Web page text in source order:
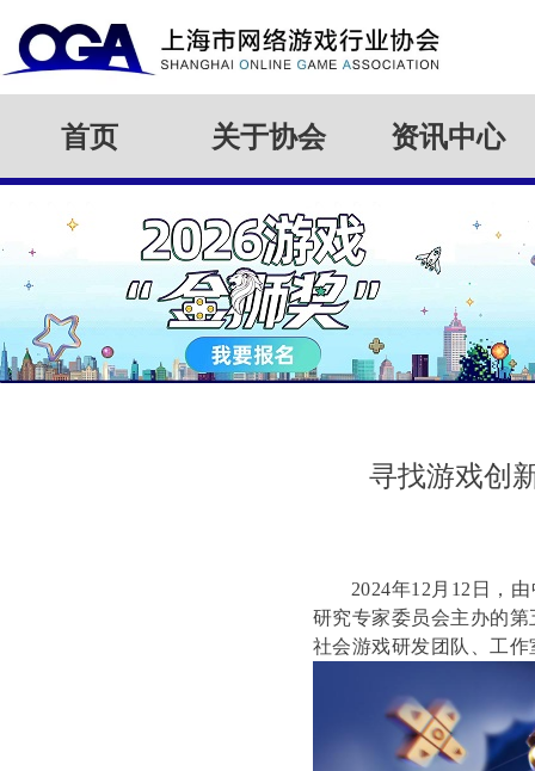
首页 关于协会 资讯中心
寻找游戏创
2024年12 月 1 2 日，
研究专家委员会主办的
社会游戏研发团队、工